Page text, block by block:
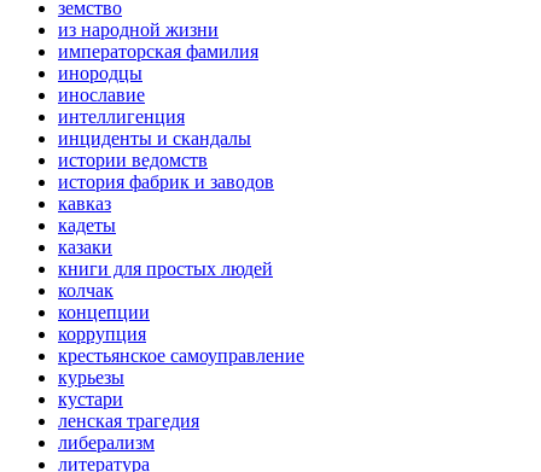
земство
из народной жизни
императорская фамилия
инородцы
инославие
интеллигенция
инциденты и скандалы
истории ведомств
история фабрик и заводов
кавказ
кадеты
казаки
книги для простых людей
колчак
концепции
коррупция
крестьянское самоуправление
курьезы
кустари
ленская трагедия
либерализм
литература